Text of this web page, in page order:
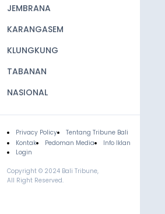
JEMBRANA
KARANGASEM
KLUNGKUNG
TABANAN
NASIONAL
Footer
Privacy Policy
Tentang Tribune Bali
Kontak
Pedoman Media
Info Iklan
Login
Copyright © 2024 Bali Tribune,
All Right Reserved.